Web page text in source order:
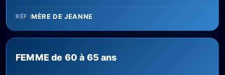
RÉF :MÈRE DE JEANNE
FEMME de 60 à 65 ans